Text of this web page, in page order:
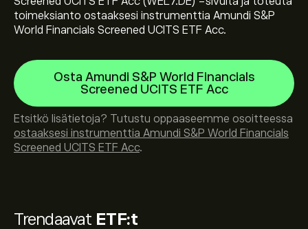
Trendaavat ETF:t
toimeksianto ostaaksesi instrumenttia Amundi S&P
World Financials Screened UCITS ETF Acc.
Osta Amundi S&P World Financials
Screened UCITS ETF Acc
Etsitkö lisätietoja? Tutustu oppaaseemme osoitteessa
ostaaksesi instrumenttia Amundi S&P World Financials
Screened UCITS ETF Acc.